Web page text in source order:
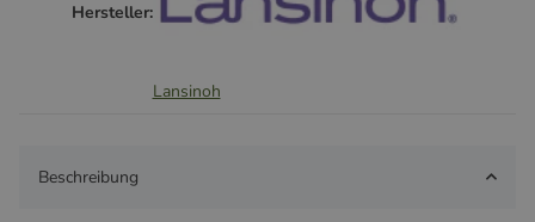
Hersteller:
Lansinoh
Beschreibung